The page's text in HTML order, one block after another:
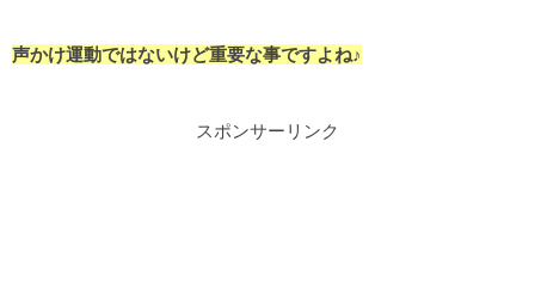
声かけ運動ではないけど重要な事ですよね♪
スポンサーリンク